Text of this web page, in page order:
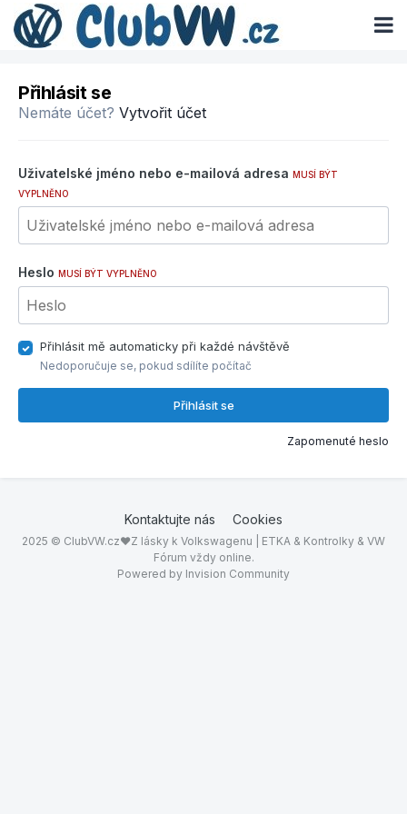
Přihlásit se
Nemáte účet? Vytvořit účet
Uživatelské jméno nebo e-mailová adresa MUSÍ BÝT
VYPLNĚNO
Heslo MUSÍ BÝT VYPLNĚNO
Přihlásit mě automaticky při každé návštěvě
Nedoporučuje se, pokud sdílíte počítač
Přihlásit se
Zapomenuté heslo
Kontaktujte nás Cookies
2025 © ClubVW.cz❤Z lásky k Volkswagenu | ETKA & Kontrolky & VW
Fórum vždy online.
Powered by Invision Community